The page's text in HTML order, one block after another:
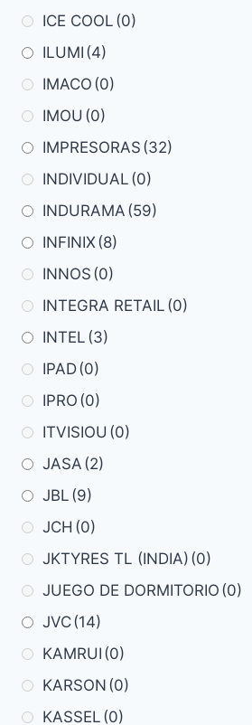
ICE COOL (0)
ILUMI (4)
IMACO (0)
IMOU (0)
IMPRESORAS (32)
INDIVIDUAL (0)
INDURAMA (59)
INFINIX(8)
INNOS (0)
INTEGRA RETAIL (0)
INTEL (3)
IPAD(0)
IPRO (0)
ITVISIOU (0)
JASA (2)
JBL (9)
JCH (0)
JKTYRES TL (INDIA) (0)
JUEGO DE DORMITORIO (0)
JVC(14)
KAMRUI (0)
KARSON (0)
KASSEL (0)